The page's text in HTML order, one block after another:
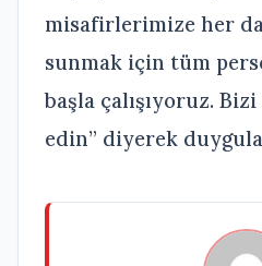
misafirlerimize her
sunmak için tüm
başla çalışıyoruz.
edin” diyerek